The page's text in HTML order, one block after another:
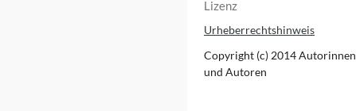
Lizenz
Urheberrechtshinweis
Copyright (c) 2014 Autorinnen
und Autoren